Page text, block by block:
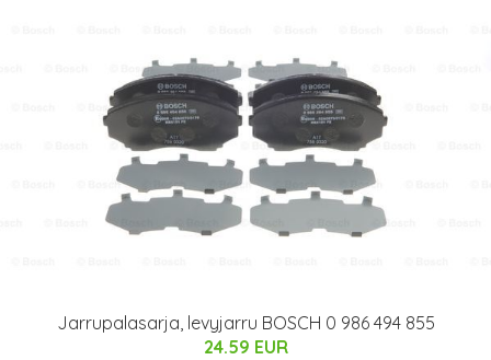
Jarrupalasarja, levyjarru BOSCH 0 986 494 855
24.59 EUR